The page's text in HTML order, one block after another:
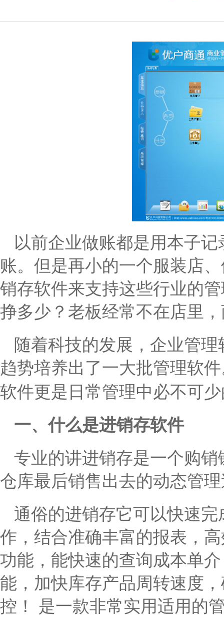
以前企业做账都是用本子
账。但是再小的一个服装店
销存软件来支持这些行业的
挣多少？老板经常不在店里
随着科技的发展，企业管
趋势培养出了一大批管理软
软件更是日常管理中必不可
一、什么是进销存软件
专业的讲进销存是一个购销
仓库最后销售出去的动态管
通俗的进销存它可以快速完
作，结合准确丰富的报表，
功能，能快速的查询成本单
能，加快库存产品周转速度
控！ 是一款非常实用适用的